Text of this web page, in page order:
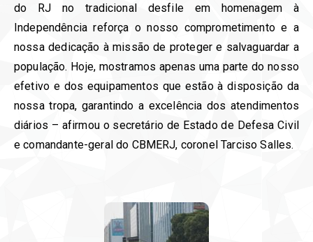
do RJ no tradicional desfile em homenagem à
Independência reforça o nosso comprometimento e a
nossa dedicação à missão de proteger e salvaguardar a
população. Hoje, mostramos apenas uma parte do nosso
efetivo e dos equipamentos que estão à disposição da
nossa tropa, garantindo a excelência dos atendimentos
diários – afirmou o secretário de Estado de Defesa Civil
e comandante-geral do CBMERJ, coronel Tarciso Salles.